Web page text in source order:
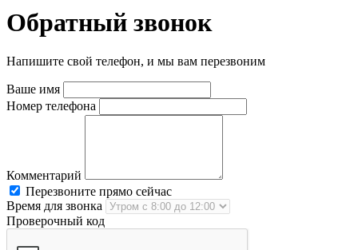
Обратный звонок
Напишите свой телефон, и мы вам перезвоним
Ваше имя
Номер телефона
Комментарий
Перезвоните прямо сейчас
Время для звонка
Проверочный код